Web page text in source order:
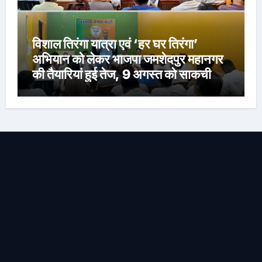
विशाल तिरंगा यात्रा एवं ‘हर घर तिरंगा’
अभियान को लेकर भाजपा जमशेदपुर महानगर
की तैयारियां हुई तेज, 9 अगस्त को साकची
नेताजी सुभाष मैदान से निकलेगी विशाल तिरंगा
यात्रा